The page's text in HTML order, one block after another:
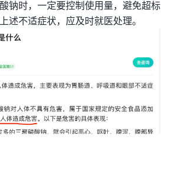
钠时，一定要控制使用量，避免超标
述不适症状，应及时就医处理。